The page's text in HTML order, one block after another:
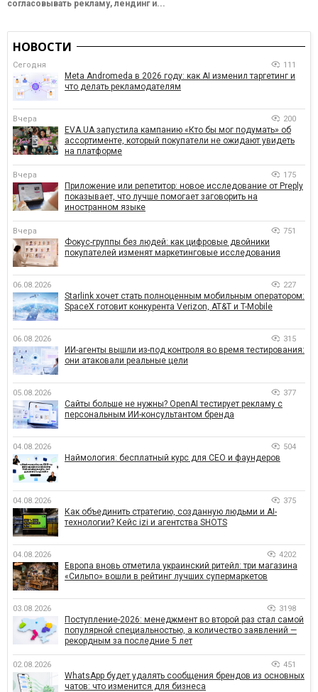
согласовывать рекламу, лендинг и...
НОВОСТИ
Сегодня 111
Meta Andromeda в 2026 году: как AI изменил таргетинг и
что делать рекламодателям
Вчера 200
EVA.UA запустила кампанию «Кто бы мог подумать» об
ассортименте, который покупатели не ожидают увидеть
на платформе
Вчера 175
Приложение или репетитор: новое исследование от Preply
показывает, что лучше помогает заговорить на
иностранном языке
Вчера 751
Фокус-группы без людей: как цифровые двойники
покупателей изменят маркетинговые исследования
06.08.2026 227
Starlink хочет стать полноценным мобильным оператором:
SpaceX готовит конкурента Verizon, AT&T и T-Mobile
06.08.2026 315
ИИ-агенты вышли из-под контроля во время тестирования:
они атаковали реальные цели
05.08.2026 377
Сайты больше не нужны? OpenAI тестирует рекламу с
персональным ИИ-консультантом бренда
04.08.2026 504
Наймология: бесплатный курс для CEO и фаундеров
04.08.2026 375
Как объединить стратегию, созданную людьми и AI-
технологии? Кейс izi и агентства SHOTS
04.08.2026 4202
Европа вновь отметила украинский ритейл: три магазина
«Сильпо» вошли в рейтинг лучших супермаркетов
03.08.2026 3198
Поступление-2026: менеджмент во второй раз стал самой
популярной специальностью, а количество заявлений —
рекордным за последние 5 лет
02.08.2026 451
WhatsApp будет удалять сообщения брендов из основных
чатов: что изменится для бизнеса